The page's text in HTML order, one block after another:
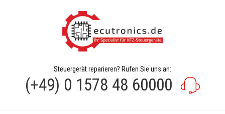
Steuergerät reparieren? Rufen Sie uns an:
(+49) 0 1578 48 60000